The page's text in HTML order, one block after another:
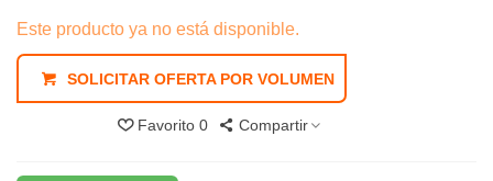
Este producto ya no está disponible.
SOLICITAR OFERTA POR VOLUMEN
Favorito 0 Compartir